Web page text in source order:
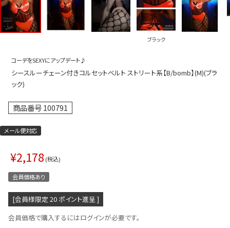
ス
ス
アップ
ース
インワン／サロペット
ラ・ニップレス
トップス
ボトムス
ブラック
コーデをSEXYにアップデート♪
シースルーチェーン付きコルセットベルト ストリート系【B/bomb】(M)(ブラ
ック)
商品番号100791
メール便対応
¥2,178 税込
会員価格あり
[会員様限定 20 ポイント進呈 ]
会員価格で購入するにはログインが必要です。